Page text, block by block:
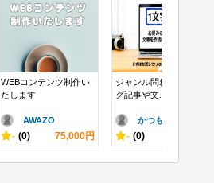
WEBコンテンツ制作い
たします
AWAZO
- (0) 75,000円
ジャンル問わず、ブロ
グ記事や文...
かつもん
- (0)